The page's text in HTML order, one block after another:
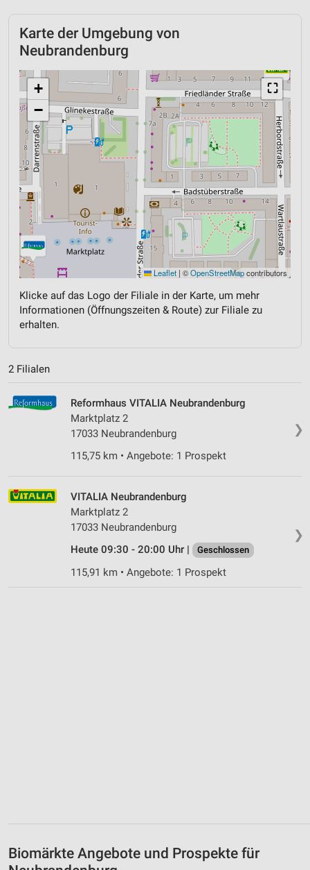
Karte der Umgebung von
Neubrandenburg
⛶
+
−
Leaflet | ©OpenStreetMapcontributors
Klicke auf das Logo der Filiale in der Karte, um mehr
Informationen (Öffnungszeiten & Route) zur Filiale zu
erhalten.
2 Filialen
❯
Reformhaus VITALIA Neubrandenburg
Marktplatz 2
17033 Neubrandenburg
115,75 km • Angebote: 1 Prospekt
❯
VITALIA Neubrandenburg
Marktplatz 2
17033 Neubrandenburg
Heute 09:30 - 20:00 Uhr |
Geschlossen
115,91 km • Angebote: 1 Prospekt
Biomärkte Angebote und Prospekte für